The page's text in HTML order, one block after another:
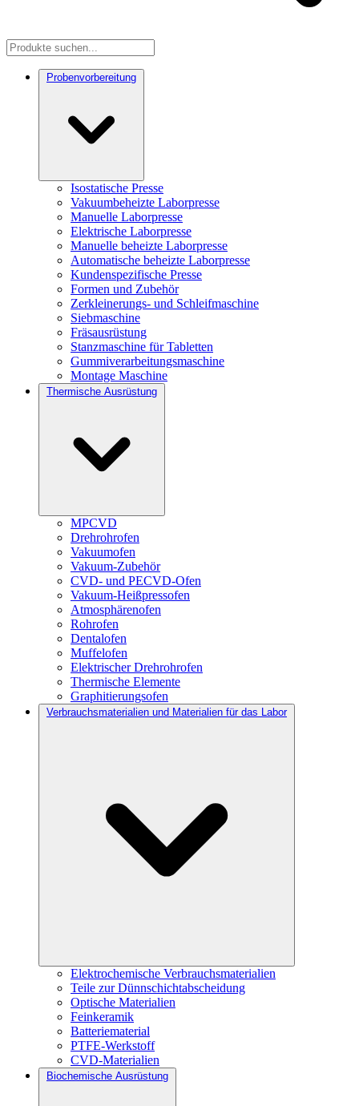
Probenvorbereitung
Isostatische Presse
Vakuumbeheizte Laborpresse
Manuelle Laborpresse
Elektrische Laborpresse
Manuelle beheizte Laborpresse
Automatische beheizte Laborpresse
Kundenspezifische Presse
Formen und Zubehör
Zerkleinerungs- und Schleifmaschine
Siebmaschine
Fräsausrüstung
Stanzmaschine für Tabletten
Gummiverarbeitungsmaschine
Montage Maschine
Thermische Ausrüstung
MPCVD
Drehrohrofen
Vakuumofen
Vakuum-Zubehör
CVD- und PECVD-Ofen
Vakuum-Heißpressofen
Atmosphärenofen
Rohrofen
Dentalofen
Muffelofen
Elektrischer Drehrohrofen
Thermische Elemente
Graphitierungsofen
Verbrauchsmaterialien und Materialien für das Labor
Elektrochemische Verbrauchsmaterialien
Teile zur Dünnschichtabscheidung
Optische Materialien
Feinkeramik
Batteriematerial
PTFE-Werkstoff
CVD-Materialien
Biochemische Ausrüstung